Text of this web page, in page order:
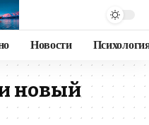
Новости
новый